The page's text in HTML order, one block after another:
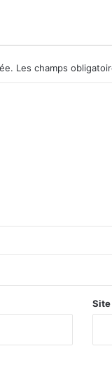
Les champs